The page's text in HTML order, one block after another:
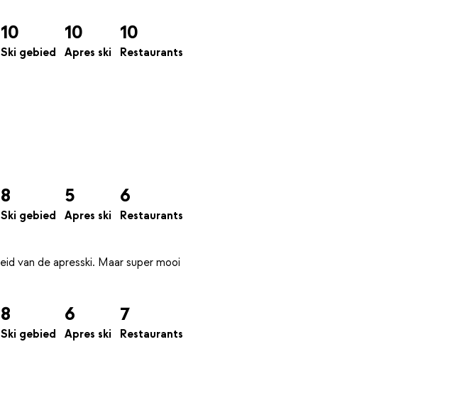
10
Ski gebied
10
Apres ski
10
Restaurants
8
Ski gebied
5
Apres ski
6
Restaurants
van de apresski. Maar super mooi
8
Ski gebied
6
Apres ski
7
Restaurants